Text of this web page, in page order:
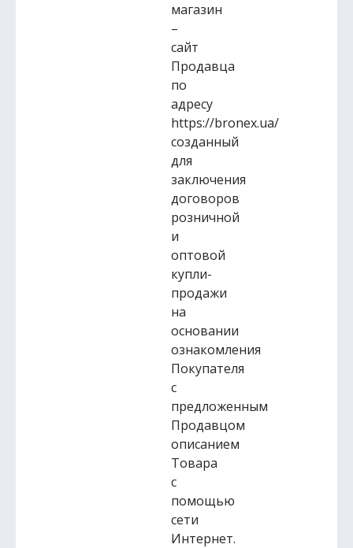
магазин
–
сайт
Продавца
по
адресу
https://bronex.ua/
созданный
для
заключения
договоров
розничной
и
оптовой
купли-
продажи
на
основании
ознакомления
Покупателя
с
предложенным
Продавцом
описанием
Товара
с
помощью
сети
Интернет.